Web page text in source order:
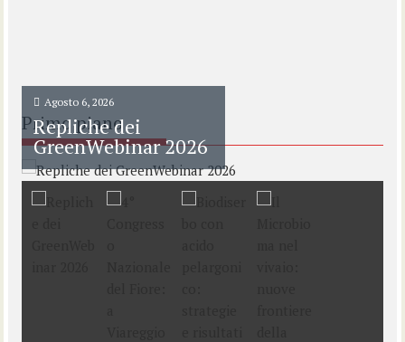
Primo piano
Agosto 6, 2026
Repliche dei
GreenWebinar 2026